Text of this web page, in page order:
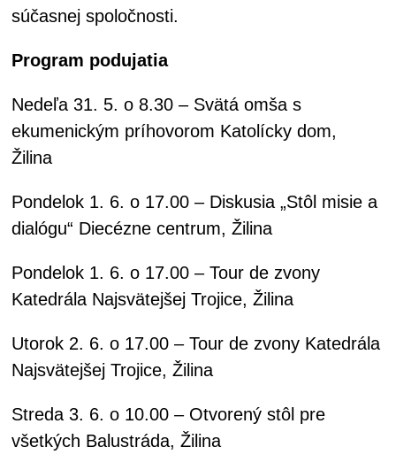
súčasnej spoločnosti.
Program podujatia
Nedeľa 31. 5. o 8.30 – Svätá omša s
ekumenickým príhovorom Katolícky dom,
Žilina
Pondelok 1. 6. o 17.00 – Diskusia „Stôl misie a
dialógu“ Diecézne centrum, Žilina
Pondelok 1. 6. o 17.00 – Tour de zvony
Katedrála Najsvätejšej Trojice, Žilina
Utorok 2. 6. o 17.00 – Tour de zvony Katedrála
Najsvätejšej Trojice, Žilina
Streda 3. 6. o 10.00 – Otvorený stôl pre
všetkých Balustráda, Žilina